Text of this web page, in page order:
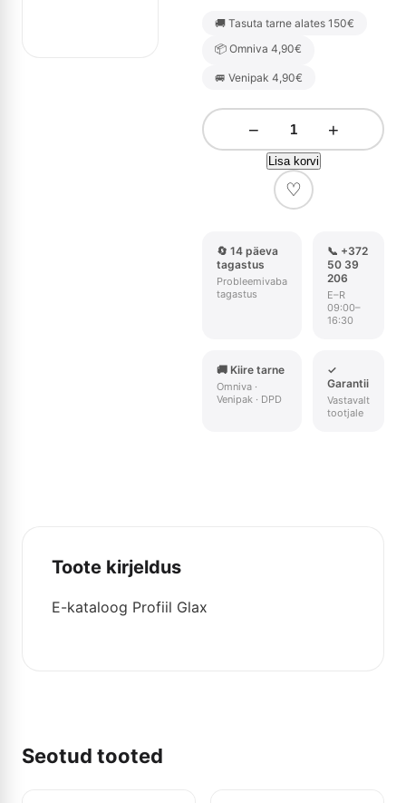
🚚 Tasuta tarne alates 150€
📦 Omniva 4,90€
🚐 Venipak 4,90€
− +
Lisa korvi
♡
🔄 14 päeva
tagastus
Probleemivaba
tagastus
📞 +372
50 39
206
E–R
09:00–
16:30
🚚 Kiire tarne
Omniva ·
Venipak · DPD
✓
Garantii
Vastavalt
tootjale
Toote kirjeldus
E-katalоog Profiil Glax
Seotud tooted